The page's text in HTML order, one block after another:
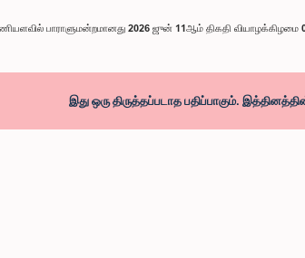
பாராளுமன்றமானது 2026 ஜுன் 11ஆம் திகதி
இது ஒரு திருத்தப்படாத பதிப்பாகும்.